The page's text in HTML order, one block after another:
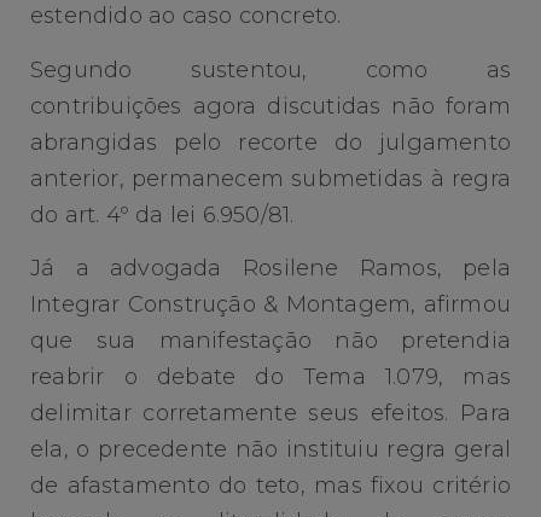
estendido ao caso concreto.
Segundo sustentou, como as
contribuições agora discutidas não foram
abrangidas pelo recorte do julgamento
anterior, permanecem submetidas à regra
do art. 4º da lei 6.950/81.
Já a advogada Rosilene Ramos, pela
Integrar Construção & Montagem, afirmou
que sua manifestação não pretendia
reabrir o debate do Tema 1.079, mas
delimitar corretamente seus efeitos. Para
ela, o precedente não instituiu regra geral
de afastamento do teto, mas fixou critério